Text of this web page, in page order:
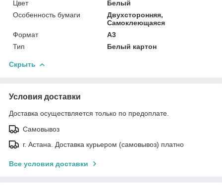
Цвет
Белый
Особенность бумаги
Двухсторонняя,
Самоклеющаяся
Формат
A3
Тип
Белый картон
Скрыть
Условия доставки
Доставка осуществляется только по предоплате.
Самовывоз
г. Астана. Доставка курьером (самовывоз) платно
Все условия доставки